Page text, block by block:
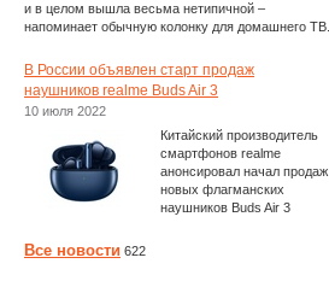
и в целом вышла весьма нетипичной –
напоминает обычную колонку для домашнего ТВ.
В России объявлен старт продаж
наушников realme Buds Air 3
10 июля 2022
Китайский производитель
смартфонов realme
анонсировал начал продаж
новых флагманских
наушников Buds Air 3
Все новости 622